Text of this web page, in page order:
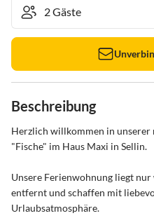
Beschreibung
Herzlich willkommen in
"Fische" im Haus Maxi in Sellin.
Unsere Ferienwohnung liegt
entfernt und schaffen mit
Urlaubsatmosphäre.